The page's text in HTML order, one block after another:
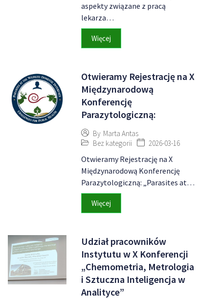
aspekty związane z pracą
lekarza…
Więcej
Otwieramy Rejestrację na X
Międzynarodową
Konferencję
Parazytologiczną:
By Marta Antas
Bez kategorii
2026-03-16
Otwieramy Rejestrację na X
Międzynarodową Konferencję
Parazytologiczną: „Parasites at…
Więcej
Udział pracowników
Instytutu w X Konferencji
„Chemometria, Metrologia
i Sztuczna Inteligencja w
Analityce”